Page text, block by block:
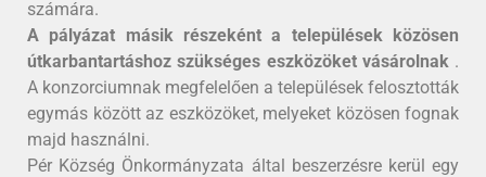
számára.
A pályázat másik részeként a települések közösen
útkarbantartáshoz szükséges eszközöket vásárolnak .
A konzorciumnak megfelelően a települések felosztották
egymás között az eszközöket, melyeket közösen fognak
majd használni.
Pér Község Önkormányzata által beszerzésre kerül egy